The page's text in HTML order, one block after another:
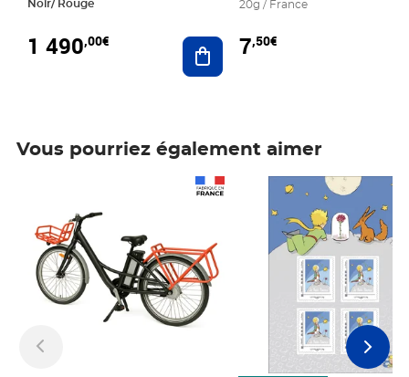
Noir/ Rouge
1 490,00€ Ajouter au panier
20g / France
7,50€
Vous pourriez également aimer
Prix 7,50€